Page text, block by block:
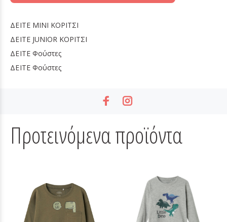
ΔΕΙΤΕ MINI ΚΟΡΙΤΣΙ
ΔΕΙΤΕ JUNIOR ΚΟΡΙΤΣΙ
ΔΕΙΤΕ Φούστες
ΔΕΙΤΕ Φούστες
Προτεινόμενα προϊόντα